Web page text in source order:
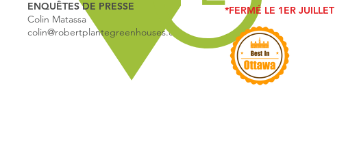
ENQUÊTES DE PRESSE
Colin Matassa
colin@robertplantegreenhouses.com
*FERMÉ LE 1ER JUILLET